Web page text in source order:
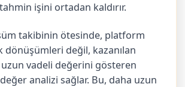
işini ortadan kaldırır.
takibinin ötesinde, platform
dönüşümleri değil, kazanılan
vadeli değerini gösteren
analizi sağlar. Bu, daha uzun